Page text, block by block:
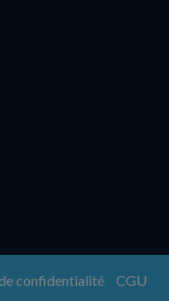
confidentialité
CGU